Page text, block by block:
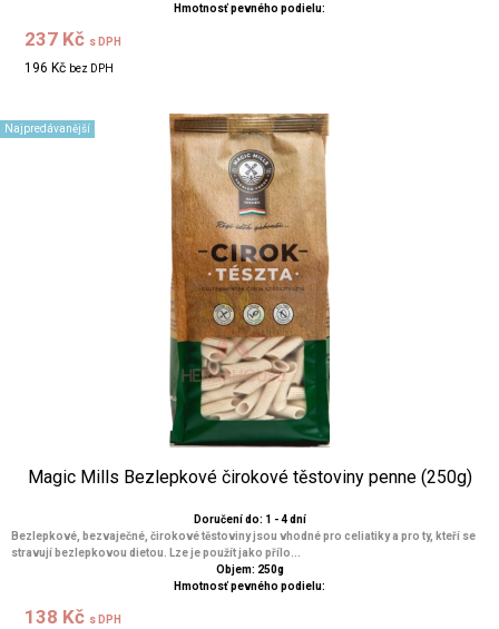
Hmotnosť pevného podielu:
237 Kč s DPH
196 Kč bez DPH
Najpredávanější
Magic Mills Bezlepkové čirokové těstoviny penne (250g)
Doručení do: 1 - 4 dní
Bezlepkové, bezvaječné, čirokové těstoviny jsou vhodné pro celiatiky a pro ty, kteří se
stravují bezlepkovou dietou. Lze je použít jako přílo...
Objem: 250g
Hmotnosť pevného podielu:
138 Kč s DPH